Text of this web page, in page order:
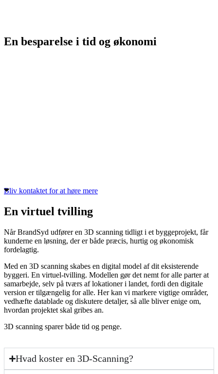
En besparelse i tid og økonomi
Bliv kontaktet for at høre mere
En virtuel tvilling
Når BrandSyd udfører en 3D scanning tidligt i et byggeprojekt, får
kunderne en løsning, der er både præcis, hurtig og økonomisk
fordelagtig.
Med en 3D scanning skabes en digital model af dit eksisterende
byggeri. En virtuel-tvilling. Modellen gør det nemt for alle parter at
samarbejde, selv på tværs af lokationer i landet, fordi den digitale
version er tilgængelig for alle. Her kan vi markere vigtige områder,
vedhæfte datablade og diskutere detaljer, så alle bliver enige om,
hvordan projektet skal gribes an.
3D scanning sparer både tid og penge.
Hvad koster en 3D-Scanning?